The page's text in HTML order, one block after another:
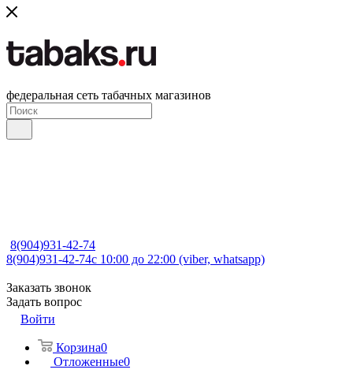
федеральная сеть табачных магазинов
8(904)931-42-74
8(904)931-42-74с 10:00 до 22:00 (viber, whatsapp)
Заказать звонок
Задать вопрос
Войти
Корзина0
Отложенные0